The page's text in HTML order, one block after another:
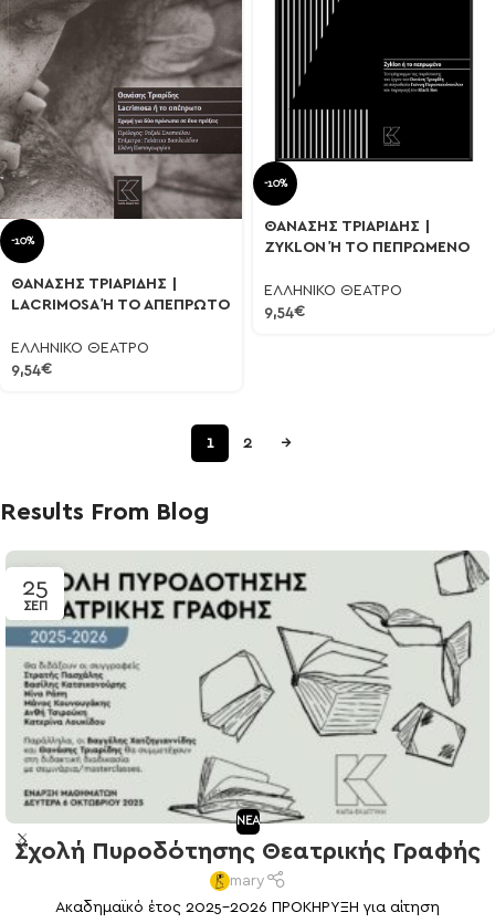
-10%
ΘΑΝΑΣΗΣ ΤΡΙΑΡΙΔΗΣ |
LACRIMOSA Ή ΤΟ ΑΠΕΠΡΩΤΟ
ΕΛΛΗΝΙΚΟ ΘΕΑΤΡΟ
9,54€
-10%
ΘΑΝΑΣΗΣ ΤΡΙΑΡΙΔΗΣ |
ZYKLON Ή ΤΟ ΠΕΠΡΩΜΕΝΟ
ΕΛΛΗΝΙΚΟ ΘΕΑΤΡΟ
9,54€
1 2 →
Results From Blog
25
ΣΕΠ
NEA
Σχολή Πυροδότησης Θεατρικής Γραφής
mary
Ακαδημαϊκό έτος 2025-2026 ΠΡΟΚΗΡΥΞΗ για αίτηση